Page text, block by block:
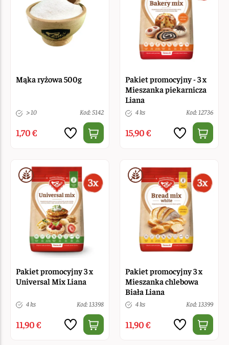
Mąka ryżowa 500g
> 10 Kod: 5142
1,70 €
Pakiet promocyjny - 3 x
Mieszanka piekarnicza
Liana
4 ks Kod: 12736
15,90 €
Pakiet promocyjny 3 x
Universal Mix Liana
4 ks Kod: 13398
11,90 €
Pakiet promocyjny 3 x
Mieszanka chlebowa
Biała Liana
4 ks Kod: 13399
11,90 €